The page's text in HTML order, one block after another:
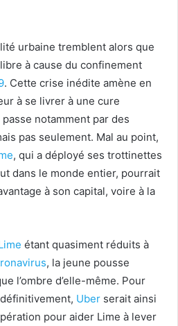
urbaine tremblent alors que
à cause du confinement
. Cette crise inédite amène en
à se livrer à une cure
notamment par des
pas seulement. Mal au point,
, qui a déployé ses trottinettes
dans le monde entier, pourrait
à son capital, voire à la
étant quasiment réduits à
, la jeune pousse
l’ombre d’elle-même. Pour
Uber serait ainsi
pour aider Lime à lever